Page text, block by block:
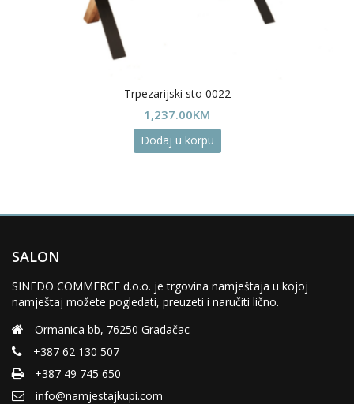
Trpezarijski sto 0022
1,237.00KM
Dodaj u korpu
SALON
SINEDO COMMERCE d.o.o. je trgovina namještaja u kojoj
namještaj možete pogledati, preuzeti i naručiti lično.
Ormanica bb, 76250 Gradačac
+387 62 130 507
+387 49 745 650
info@namjestajkupi.com